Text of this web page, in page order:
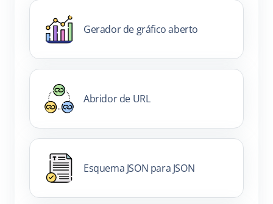
Gerador de gráfico aberto
Abridor de URL
Esquema JSON para JSON